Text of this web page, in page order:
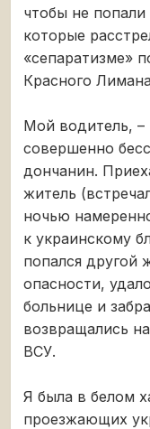
чтобы не
которые
«сепаратизме»
Красного
Мой водитель, –
совершенно
дончанин.
житель
ночью
к украинскому
попался другой
опасности,
больнице и
возвращались
ВСУ.
Я была в белом
проезжающих